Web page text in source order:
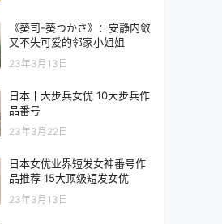
《葵司-葵つかさ》：安静内敛
又不失可爱的邻家小姐姐
23年3月13日
日本十大步兵女优 10大步兵作
品番号
23年3月22日
日本女优业界短发女神番号作
品推荐 15大顶级短发女优
23年3月13日